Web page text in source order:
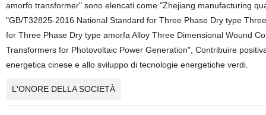
amorfo transformer" sono elencati come "Zhejiang manufacturing
"GB/T32825-2016 National Standard for Three Phase Dry type
for Three Phase Dry type amorfa Alloy Three Dimensional Wound
Transformers for Photovoltaic Power Generation", Contribuire
energetica cinese e allo sviluppo di tecnologie energetiche verdi.
L'ONORE DELLA SOCIETÀ